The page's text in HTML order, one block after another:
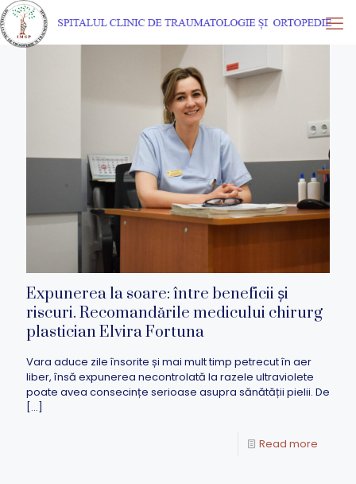
Expunerea la soare: între beneficii și
riscuri. Recomandările medicului chirurg
plastician Elvira Fortuna
Vara aduce zile însorite și mai mult timp petrecut în aer
liber, însă expunerea necontrolată la razele ultraviolete
poate avea consecințe serioase asupra sănătății pielii. De
[…]
Read more